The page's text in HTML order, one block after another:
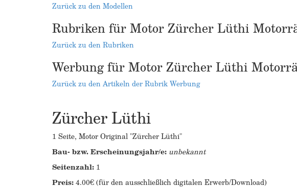
Zurück zu den Modellen
Rubriken für Motor Zürcher Lüthi
Zurück zu den Rubriken
Werbung für Motor Zürcher Lüthi
Zurück zu den Artikeln der Rubrik Werbung
Zürcher Lüthi
1 Seite, Motor Original "Zürcher Lüthi"
Bau- bzw. Erscheinungsjahr/e: unbekannt
Seitenzahl: 1
Preis:4.00€ (für den ausschließlich digitalen Erwerb/Download)